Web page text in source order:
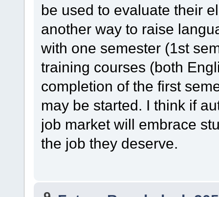
be used to evaluate their
another way to raise
with one semester (1st
training courses (both
completion of the first
may be started. I think if
job market will embrace
the job they deserve.